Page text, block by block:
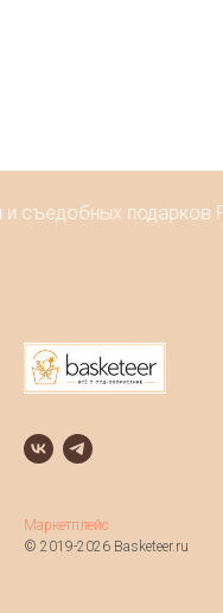
подарков
Маркетплейс
© 2019-2026 Basketeer.ru